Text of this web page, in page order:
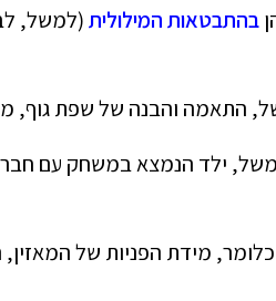
בהתבטאות המילולית(למשל,
התאמה והבנה של שפת גוף,
ילד הנמצא במשחק עם
מידת הפניות של